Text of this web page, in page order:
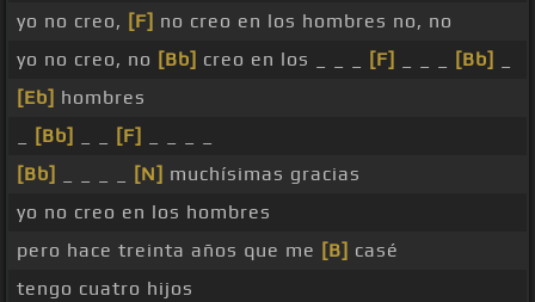
yo no creo, [F] no creo en los hombres no, no
yo no creo, no [Bb] creo en los _ _ _ [F] [Bb]
[Eb] hombres
[Bb] [F]
[Bb]
[N] muchísimas gracias
yo no creo en los hombres
pero hace treinta años que me [B] casé
tengo cuatro hijos